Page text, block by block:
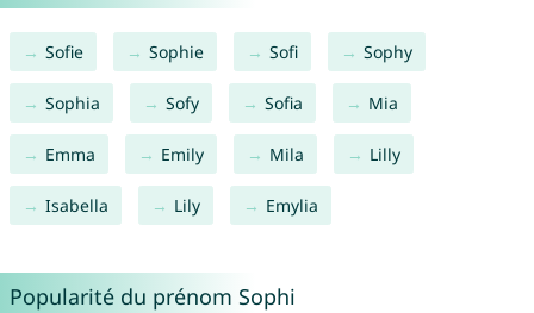
Sofie Sophie Sofi Sophy
Sophia Sofy Sofia Mia
Emma Emily Mila Lilly
Isabella Lily Emylia
Popularité du prénom Sophi